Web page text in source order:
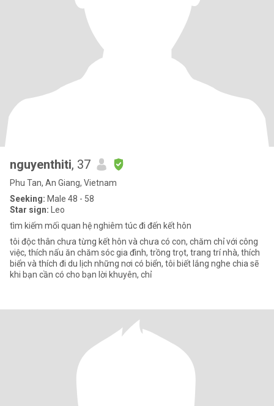
nguyenthiti, 37
Phu Tan, An Giang, Vietnam
Seeking: Male 48 - 58
Star sign: Leo
tìm kiếm mối quan hệ nghiêm túc đi đến kết hôn
tôi độc thân chưa từng kết hôn và chưa có con, chăm chỉ với công
việc, thích nấu ăn chăm sóc gia đình, trồng trọt, trang trí nhà, thích
biển và thích đi du lịch những nơi có biển, tôi biết lắng nghe chia sẽ
khi bạn cần có cho bạn lời khuyên, chỉ